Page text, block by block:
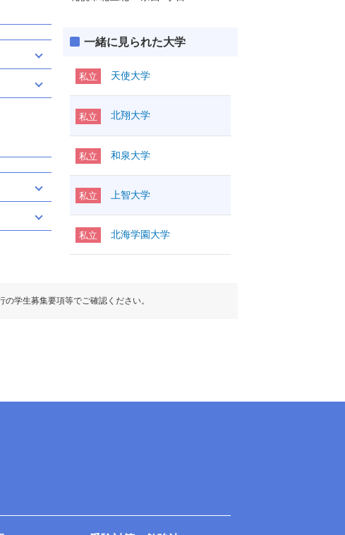
一緒に見られた大学
私立 天使大学
私立 北翔大学
私立 和泉大学
私立 上智大学
私立 北海学園大学
学生募集要項等でご確認ください。